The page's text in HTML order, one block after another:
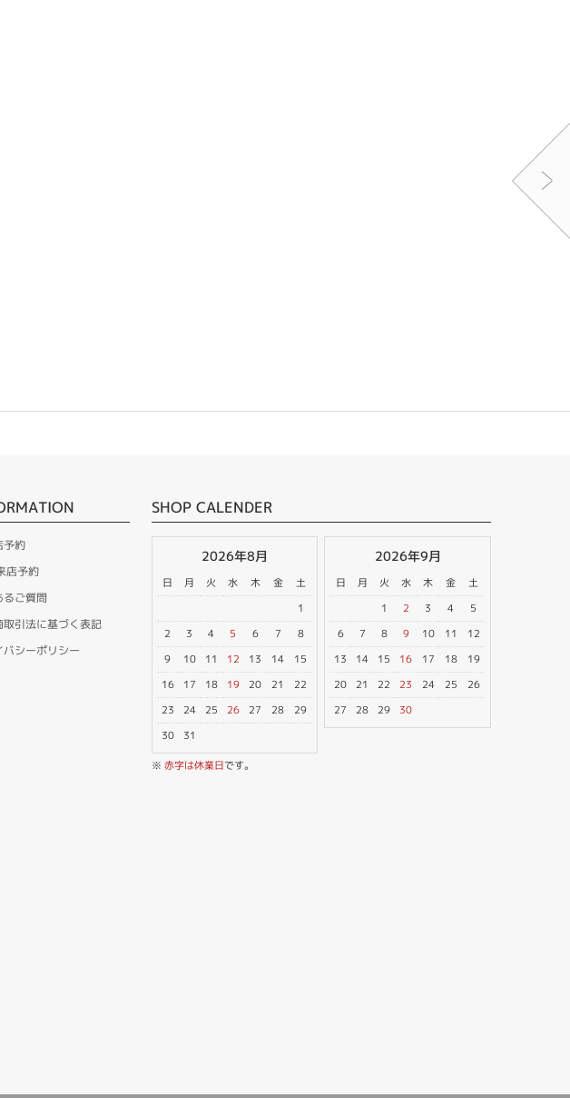
予約
店予約
るご質問
取引法に基づく表記
バシーポリシー
SHOP CALENDER
2026年8月
日 月 火 水 木 金
土
1
2
3 4 5 6 7
8
9
10 11 12 13 14
15
16
17 18 19 20 21
22
23
24 25 26 27 28
29
30
31
2026年9月
日 月 火 水 木 金
土
1
2 3 4
5
6
7 8 9 10 11
12
13
14 15 16 17 18
19
20
21 22 23 24 25
26
27
28 29 30
※ 赤字は休業日です。